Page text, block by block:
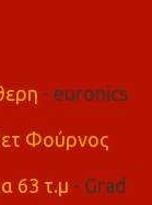
- euronics
Φούρνος
63 τ.μ - Grad